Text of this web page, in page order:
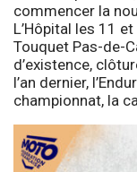
commencer la
L’Hôpital les 11
Touquet Pas-de-
d’existence,
l’an dernier,
championnat, la